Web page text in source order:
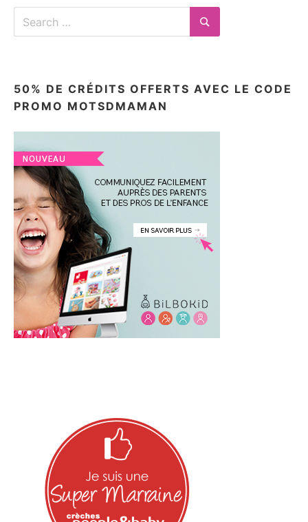
Search
50% DE CRÉDITS OFFERTS AVEC LE CODE
PROMO MOTSDMAMAN